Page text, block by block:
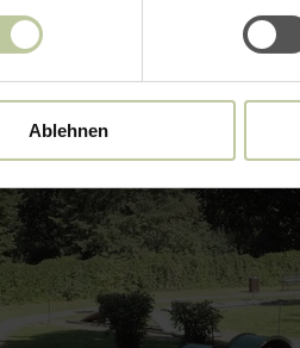
Ablehnen